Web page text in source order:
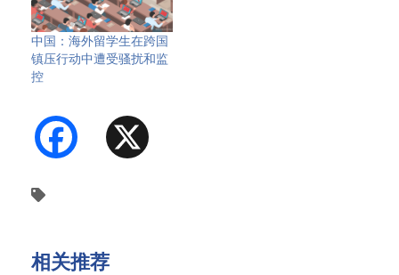
中国：海外留学生在跨国
镇压行动中遭受骚扰和监
控
Facebook
相关推荐